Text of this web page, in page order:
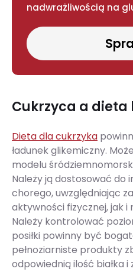
nadwrażliwością na
Cukrzyca a
Dieta dla cukrzyka
ładunek glikemiczny.
modelu
Należy ją dostosować do
chorego, uwzględniając
aktywności fizycznej, jak
Należy kontrolować
posiłki powinny być
pełnoziarniste produkty
odpowiednią ilość białka i